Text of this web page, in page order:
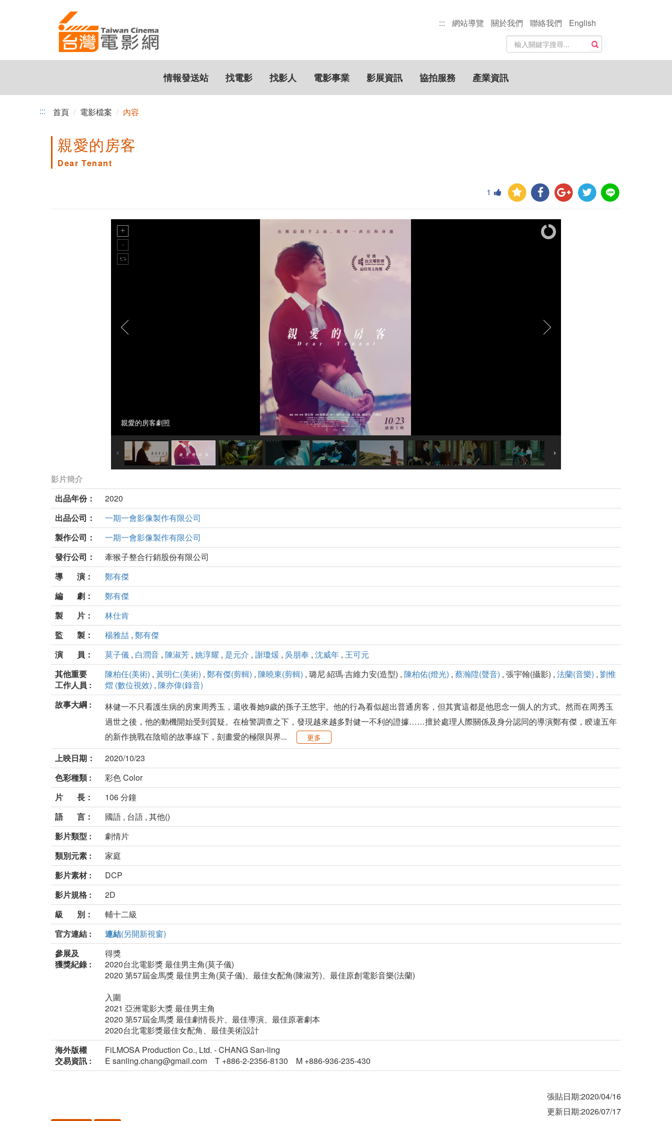
::: 網站導覽 關於我們 聯絡我們
English
站
內
搜
尋
關
鍵
搜尋
情報發送站 找電影 找影人 電影事業 影展資訊 協拍服務 產業資訊
::: 首頁 電影檔案 內容
親愛的房客
Dear Tenant
1
親愛的房客劇照
影片簡介
出品年份：
2020
出品公司：
一期一會影像製作有限公司
製作公司：
一期一會影像製作有限公司
發行公司：
牽猴子整合行銷股份有限公司
導 演：
鄭有傑
編 劇：
鄭有傑
製 片：
林仕肯
監 製：
楊雅喆 , 鄭有傑
演 員：
莫子儀 , 白潤音 , 陳淑芳 , 姚淳耀 , 是元介 , 謝瓊煖 , 吳朋奉 , 沈威年 , 王可元
其他重要
工作人員 :
陳柏任(美術) , 黃明仁(美術) , 鄭有傑(剪輯) , 陳曉東(剪輯) , 璐尼·紹瑪·吉維力安(造型) , 陳柏佑(燈光) , 蔡瀚陞(聲音) , 張宇翰(攝影) , 法蘭(音樂) , 劉惟
熠 (數位視效) , 陳亦偉(錄音)
故事大綱 :
林健一不只看護生病的房東周秀玉，還收養她9歲的孫子王悠宇。他的行為看似超出普通房客，但其實這都是他思念一個人的方式。然而在周秀玉
過世之後，他的動機開始受到質疑。在檢警調查之下，發現越來越多對健一不利的證據……擅於處理人際關係及身分認同的導演鄭有傑，睽違五年
的新作挑戰在陰暗的故事線下，刻畫愛的極限與界...
更多
上映日期：
2020/10/23
色彩種類 :
彩色 Color
片 長：
106 分鐘
語 言：
國語 , 台語 , 其他()
影片類型 :
劇情片
類別元素 :
家庭
影片素材 :
DCP
影片規格 :
2D
級 別：
輔十二級
官方連結 :
連結(另開新視窗)
參展及
獲獎紀錄 :
得獎
2020台北電影獎 最佳男主角(莫子儀)
2020 第57屆金馬獎 最佳男主角(莫子儀)、最佳女配角(陳淑芳)、最佳原創電影音樂(法蘭)
入圍
2021 亞洲電影大獎 最佳男主角
2020 第57屆金馬獎 最佳劇情長片、最佳導演、最佳原著劇本
2020台北電影獎最佳女配角、最佳美術設計
海外版權
交易資訊 :
FiLMOSA Production Co., Ltd. - CHANG San-ling
E sanling.chang@gmail.com T +886-2-2356-8130 M +886-936-235-430
張貼日期:2020/04/16
更新日期:2026/07/17